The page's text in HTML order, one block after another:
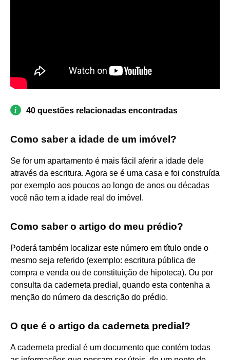
40 questões relacionadas encontradas
Como saber a idade de um imóvel?
Se for um apartamento é mais fácil aferir a idade dele
através da escritura. Agora se é uma casa e foi construída
por exemplo aos poucos ao longo de anos ou décadas
você não tem a idade real do imóvel.
Como saber o artigo do meu prédio?
Poderá também localizar este número em título onde o
mesmo seja referido (exemplo: escritura pública de
compra e venda ou de constituição de hipoteca). Ou por
consulta da caderneta predial, quando esta contenha a
menção do número da descrição do prédio.
O que é o artigo da caderneta predial?
A caderneta predial é um documento que contém todas